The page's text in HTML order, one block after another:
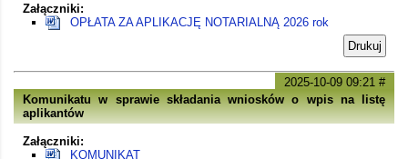
Załączniki:
OPŁATA ZA APLIKACJĘ NOTARIALNĄ 2026 rok
Drukuj
2025-10-09 09:21 #
Komunikatu w sprawie składania wniosków o wpis na listę
aplikantów
Załączniki:
KOMUNIKAT